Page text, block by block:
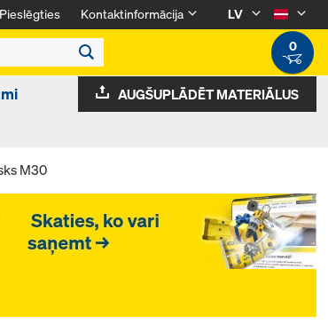
Pieslēgties Kontaktinformācija
LV
0
AUGŠUPLĀDĒT MATERIĀLUS
M30